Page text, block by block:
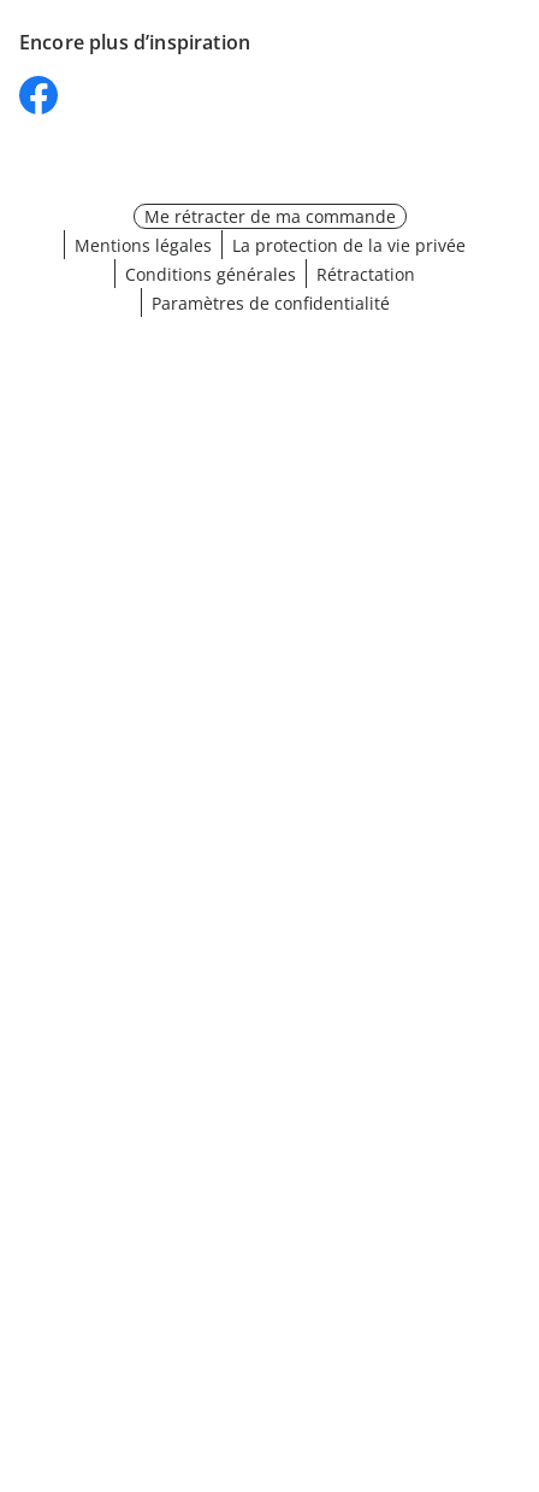
Encore plus d’inspiration
Me rétracter de ma commande
Mentions légales
La protection de la vie privée
Conditions générales
Rétractation
Paramètres de confidentialité